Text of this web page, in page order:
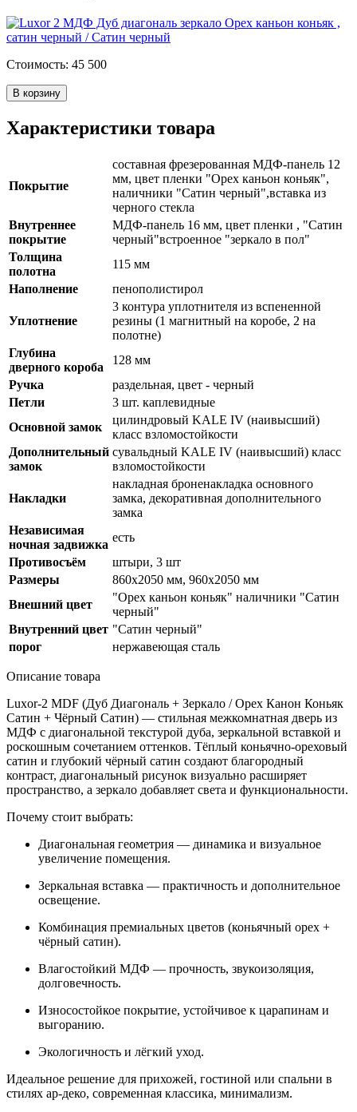
Стоимость: 45 500
В корзину
Характеристики товара
Покрытие
составная фрезерованная МДФ-панель 12
мм, цвет пленки "Орех каньон коньяк",
наличники "Сатин черный",вставка из
черного стекла
Внутреннее
покрытие
МДФ-панель 16 мм, цвет пленки , "Сатин
черный"встроенное "зеркало в пол"
Толщина
полотна
115 мм
Наполнение
пенополистирол
Уплотнение
3 контура уплотнителя из вспененной
резины (1 магнитный на коробе, 2 на
полотне)
Глубина
дверного короба
128 мм
Ручка
раздельная, цвет - черный
Петли
3 шт. каплевидные
Основной замок
цилиндровый KALE IV (наивысший)
класс взломостойкости
Дополнительный
замок
сувальдный KALE IV (наивысший) класс
взломостойкости
Накладки
накладная броненакладка основного
замка, декоративная дополнительного
замка
Независимая
ночная задвижка
есть
Противосъём
штыри, 3 шт
Размеры
860х2050 мм, 960х2050 мм
Внешний цвет
"Орех каньон коньяк" наличники "Сатин
черный"
Внутренний цвет "Сатин черный"
порог
нержавеющая сталь
Описание товара
Luxor-2 MDF (Дуб Диагональ + Зеркало / Орех Канон Коньяк
Сатин + Чёрный Сатин) — стильная межкомнатная дверь из
МДФ с диагональной текстурой дуба, зеркальной вставкой и
роскошным сочетанием оттенков. Тёплый коньячно-ореховый
сатин и глубокий чёрный сатин создают благородный
контраст, диагональный рисунок визуально расширяет
пространство, а зеркало добавляет света и функциональности.
Почему стоит выбрать:
Диагональная геометрия — динамика и визуальное
увеличение помещения.
Зеркальная вставка — практичность и дополнительное
освещение.
Комбинация премиальных цветов (коньячный орех +
чёрный сатин).
Влагостойкий МДФ — прочность, звукоизоляция,
долговечность.
Износостойкое покрытие, устойчивое к царапинам и
выгоранию.
Экологичность и лёгкий уход.
Идеальное решение для прихожей, гостиной или спальни в
стилях ар-деко, современная классика, минимализм.